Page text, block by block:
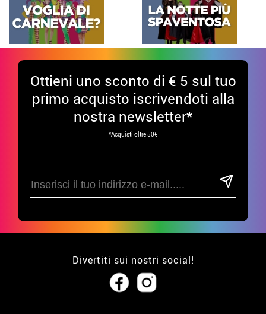
Ottieni uno sconto di € 5 sul tuo
primo acquisto iscrivendoti alla
nostra newsletter*
*Acquisti oltre 50€
Divertiti sui nostri social!